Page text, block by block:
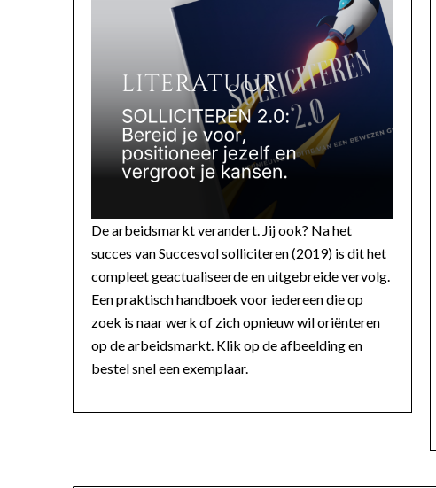
De arbeidsmarkt verandert. Jij ook? Na het
succes van Succesvol solliciteren (2019) is dit het
compleet geactualiseerde en uitgebreide vervolg.
Een praktisch handboek voor iedereen die op
zoek is naar werk of zich opnieuw wil oriënteren
op de arbeidsmarkt. Klik op de afbeelding en
bestel snel een exemplaar.